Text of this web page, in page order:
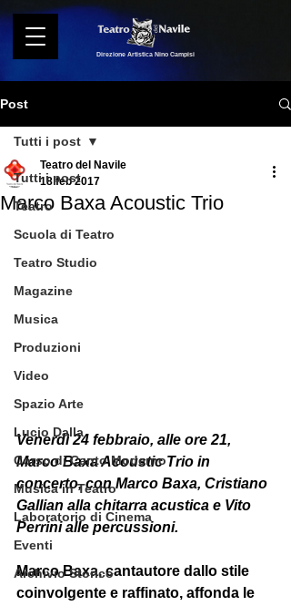
Direzione Artistica Nino Campisi
Post
Tutti i post
Teatro
Scuola di Teatro
Teatro Studio
Magazine
Musica
Produzioni
Video
Spazio Arte
Lucio Dalla
Corso di Canto Moderno
Musica in Teatro
Laboratorio di Cinema
Eventi
Archivio Storico
Tutti i post
Marco Baxa Acoustic Trio
Teatro del Navile
18 feb 2017
Venerdì 24 febbraio, alle ore 21,
Marco Baxa Acoustic Trio in
concerto, con Marco Baxa, Cristiano
Gallian alla chitarra acustica e Vito
Perrini alle percussioni.
Marco Baxa, cantautore dallo stile
coinvolgente e raffinato, affonda le